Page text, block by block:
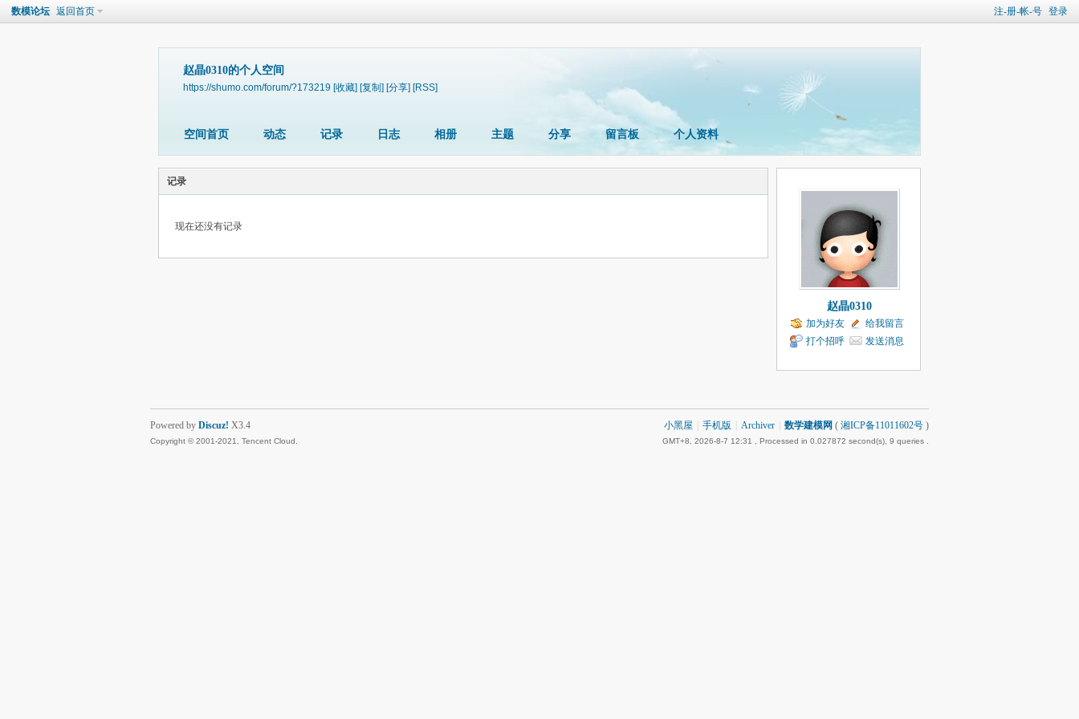
注-册-帐-号 登录
数模论坛 返回首页
赵晶0310的个人空间
https://shumo.com/forum/?173219 [收藏] [复制] [分享] [RSS]
空间首页 动态 记录 日志 相册 主题 分享 留言板 个人资料
记录
现在还没有记录
赵晶0310
加为好友
给我留言
打个招呼
发送消息
小黑屋 手机版 Archiver 数学建模网 ( 湘ICP备11011602号 )
GMT+8, 2026-8-7 12:31 , Processed in 0.027872 second(s), 9 queries .
Powered by Discuz! X3.4
Copyright © 2001-2021, Tencent Cloud.